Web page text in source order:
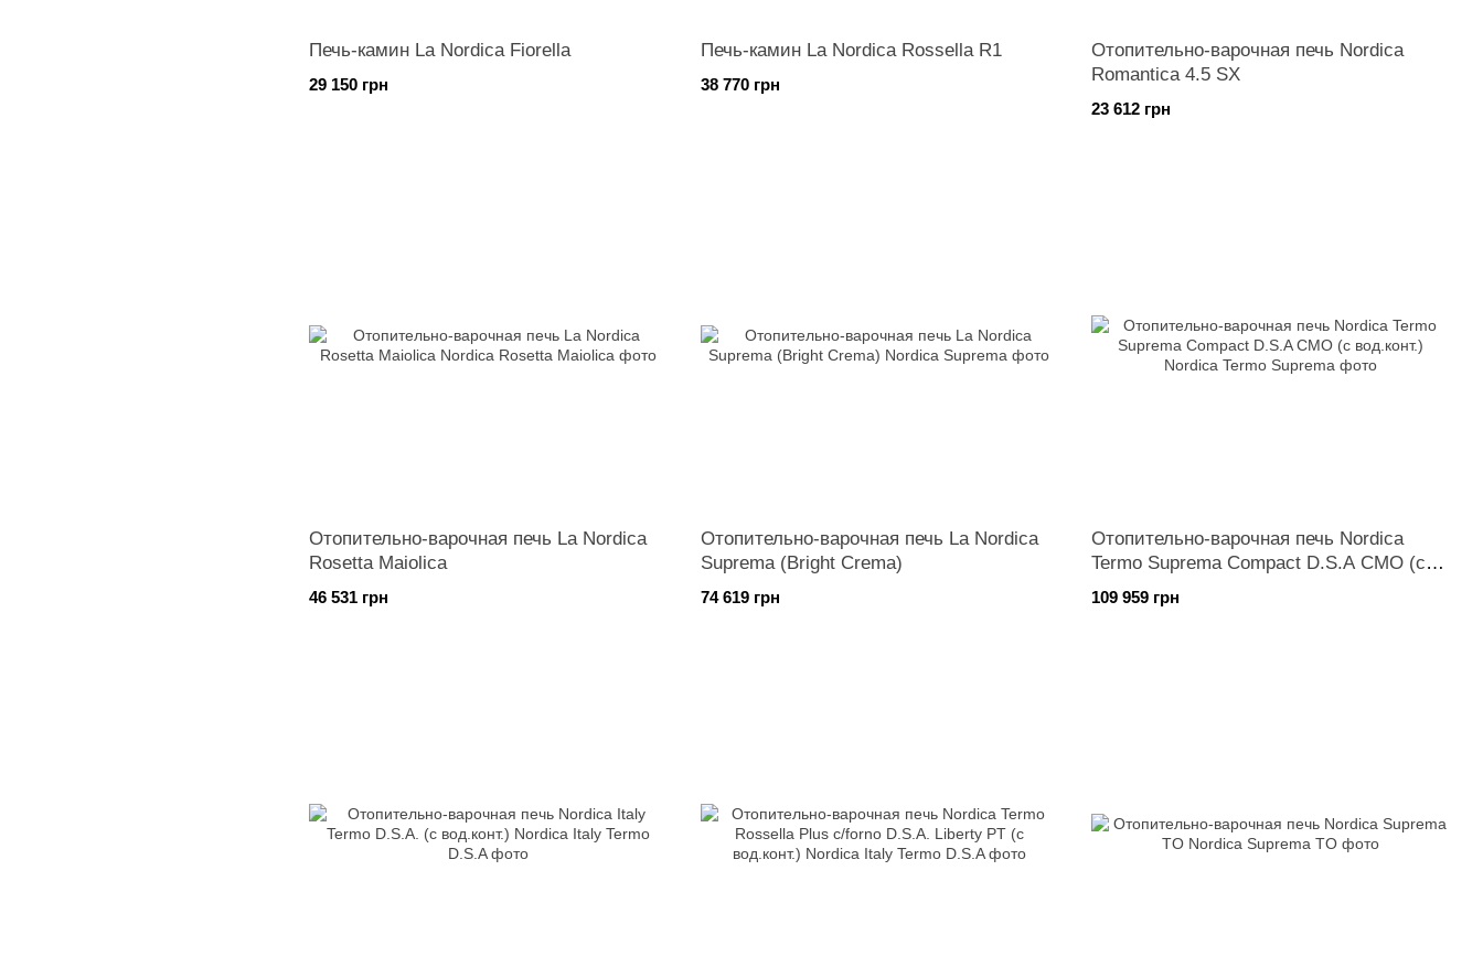
Печь-камин La Nordica Fiorella
29 150 грн
Печь-камин La Nordica Rossella R1
38 770 грн
Отопительно-варочная печь Nordica
Romantica 4.5 SX
23 612 грн
Отопительно-варочная печь La Nordica
Rosetta Maiolica
46 531 грн
Отопительно-варочная печь La Nordica
Suprema (Bright Crema)
74 619 грн
Отопительно-варочная печь Nordica
Termo Suprema Compact D.S.A CMO (с
вод.конт.)
109 959 грн